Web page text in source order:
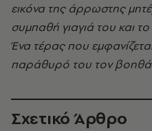
εικόνα της άρρωστης
συμπαθή γιαγιά του και
Ένα τέρας που
παράθυρό του τον
Σχετικό Άρθρο